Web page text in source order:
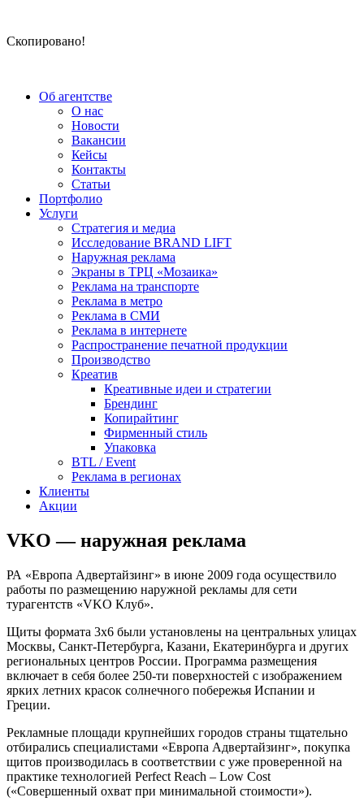
Скопировано!
Об агентстве
О нас
Новости
Вакансии
Кейсы
Контакты
Статьи
Портфолио
Услуги
Стратегия и медиа
Исследование BRAND LIFT
Наружная реклама
Экраны в ТРЦ «Мозаика»
Реклама на транспорте
Реклама в метро
Реклама в СМИ
Реклама в интернете
Распространение печатной продукции
Производство
Креатив
Креативные идеи и стратегии
Брендинг
Копирайтинг
Фирменный стиль
Упаковка
BTL / Event
Реклама в регионах
Клиенты
Акции
VKO — наружная реклама
РА «Европа Адвертайзинг» в июне 2009 года осуществило
работы по размещению наружной рекламы для сети
турагентств «VKO Клуб».
Щиты формата 3х6 были установлены на центральных улицах
Москвы, Санкт-Петербурга, Казани, Екатеринбурга и других
региональных центров России. Программа размещения
включает в себя более 250-ти поверхностей с изображением
ярких летних красок солнечного побережья Испании и
Греции.
Рекламные площади крупнейших городов страны тщательно
отбирались специалистами «Европа Адвертайзинг», покупка
щитов производилась в соответствии с уже проверенной на
практике технологией Perfect Reach – Low Cost
(«Совершенный охват при минимальной стоимости»).